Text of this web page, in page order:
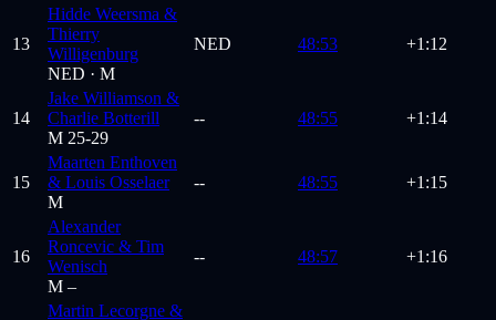
13
Hidde Weersma &
Thierry
Willigenburg
NED · M
NED 48:53 +1:12
14
Jake Williamson &
Charlie Botterill
M 25-29
-- 48:55 +1:14
15
Maarten Enthoven
& Louis Osselaer
M
-- 48:55 +1:15
16
Alexander
Roncevic & Tim
Wenisch
M –
-- 48:57 +1:16
Martin Lecorgne &